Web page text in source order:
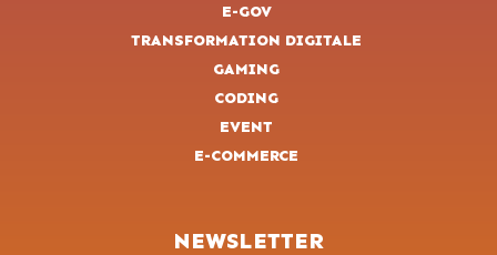
E-GOV
TRANSFORMATION DIGITALE
GAMING
CODING
EVENT
E-COMMERCE
NEWSLETTER